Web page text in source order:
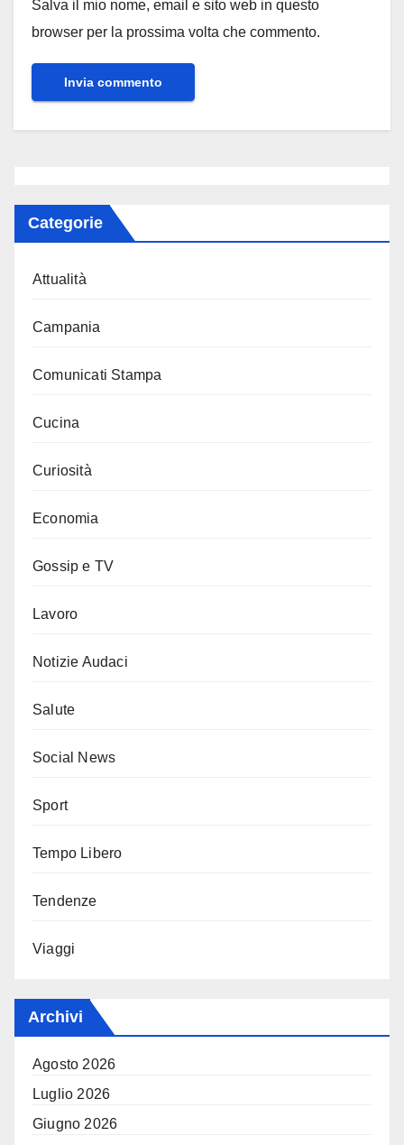
Salva il mio nome, email e sito web in questo
browser per la prossima volta che commento.
Categorie
Attualità
Campania
Comunicati Stampa
Cucina
Curiosità
Economia
Gossip e TV
Lavoro
Notizie Audaci
Salute
Social News
Sport
Tempo Libero
Tendenze
Viaggi
Archivi
Agosto 2026
Luglio 2026
Giugno 2026